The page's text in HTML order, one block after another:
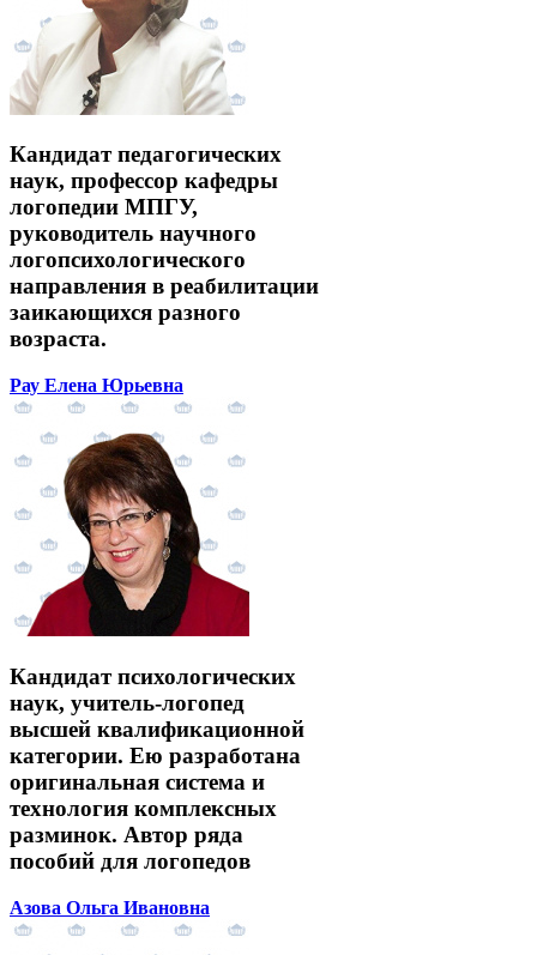
Кандидат педагогических
наук, профессор кафедры
логопедии МПГУ,
руководитель научного
логопсихологического
направления в реабилитации
заикающихся разного
возраста.
Рау Елена Юрьевна
Кандидат психологических
наук, учитель-логопед
высшей квалификационной
категории. Ею разработана
оригинальная система и
технология комплексных
разминок. Автор ряда
пособий для логопедов
Азова Ольга Ивановна